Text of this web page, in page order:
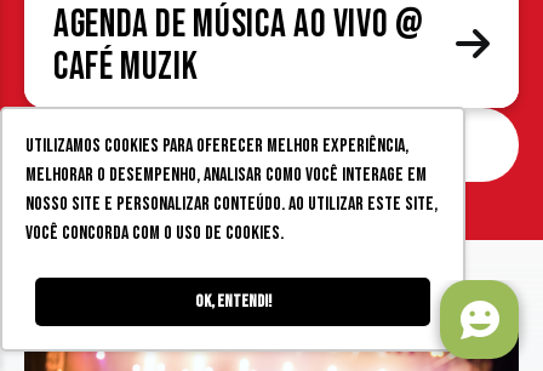
Utilizamos cookies para oferecer melhor experiência,
melhorar o desempenho, analisar como você interage em
nosso site e personalizar conteúdo. Ao utilizar este site,
você concorda com o uso de cookies.
Ok, entendi!
Agenda de Música ao Vivo @
Café Muzik
Agenda completa